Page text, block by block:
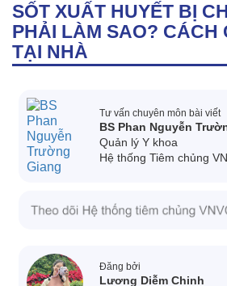
SỐT XUẤT HUYẾT BỊ
PHẢI LÀM SAO? CÁCH
TẠI NHÀ
Tư vấn chuyên môn bài viết
BS Phan Nguyễn
Quản lý Y khoa
Hệ thống Tiêm chủng
Đăng bởi
Lương Diễm Chinh